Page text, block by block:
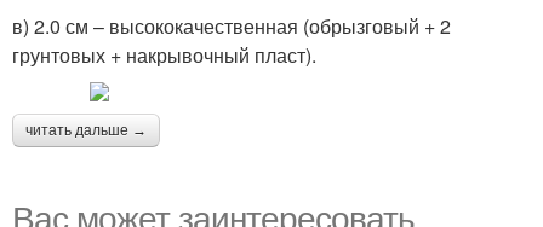
в) 2.0 см – высококачественная (обрызговый + 2
грунтовых + накрывочный пласт).
читать дальше →
Вас может заинтересовать